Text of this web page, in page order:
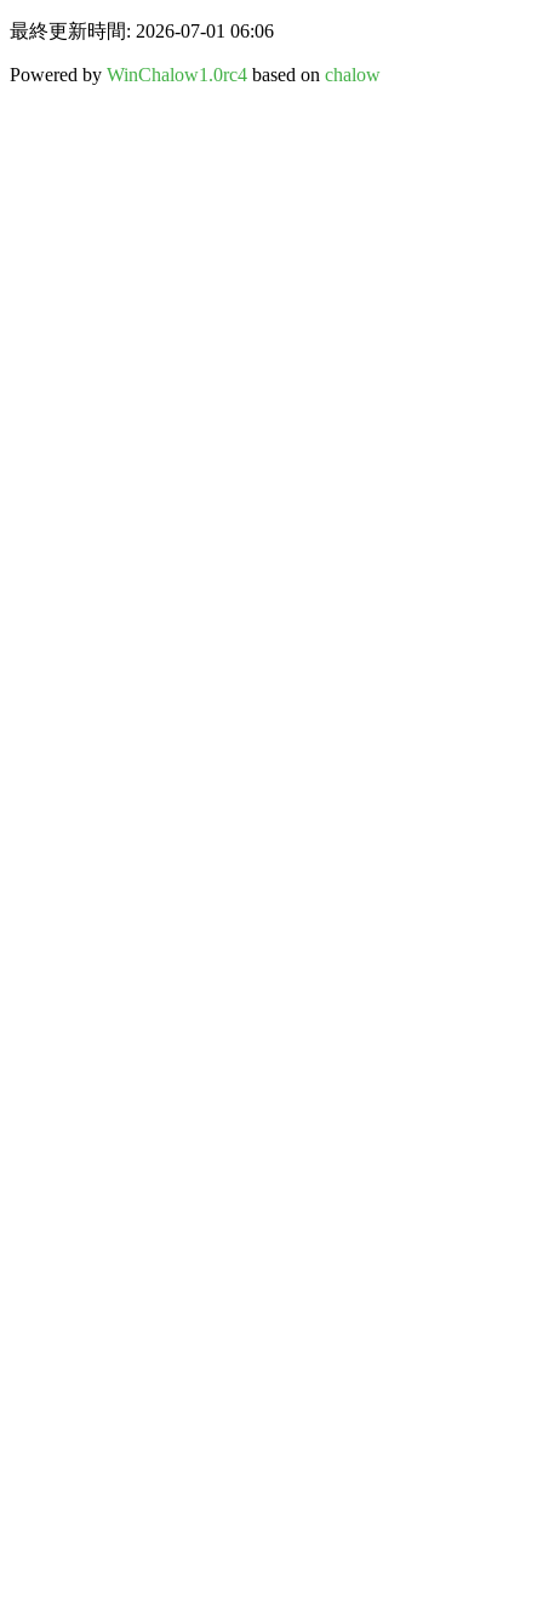
最終更新時間: 2026-07-01 06:06
Powered by WinChalow1.0rc4 based on chalow